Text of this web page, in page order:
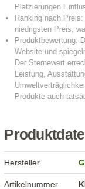
Hersteller
Artikelnummer